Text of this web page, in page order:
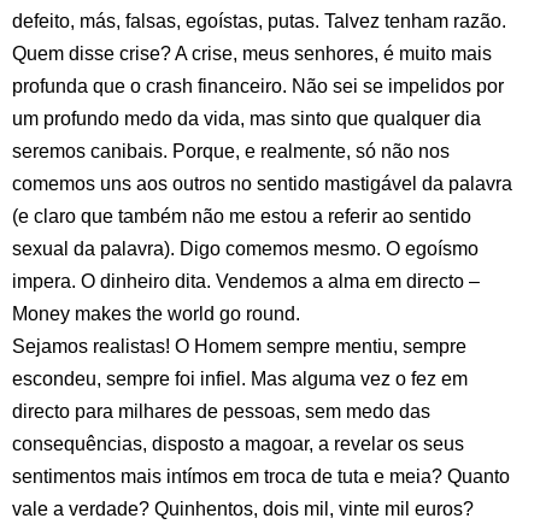
defeito, más, falsas, egoístas, putas. Talvez tenham razão.
Quem disse crise? A crise, meus senhores, é muito mais
profunda que o crash financeiro. Não sei se impelidos por
um profundo medo da vida, mas sinto que qualquer dia
seremos canibais. Porque, e realmente, só não nos
comemos uns aos outros no sentido mastigável da palavra
(e claro que também não me estou a referir ao sentido
sexual da palavra). Digo comemos mesmo. O egoísmo
impera. O dinheiro dita. Vendemos a alma em directo –
Money makes the world go round.
Sejamos realistas! O Homem sempre mentiu, sempre
escondeu, sempre foi infiel. Mas alguma vez o fez em
directo para milhares de pessoas, sem medo das
consequências, disposto a magoar, a revelar os seus
sentimentos mais intímos em troca de tuta e meia? Quanto
vale a verdade? Quinhentos, dois mil, vinte mil euros?